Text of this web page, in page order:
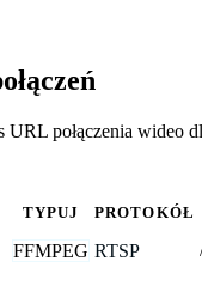
połączenia wideo
TYPUJ PROTOKÓŁ
FFMPEG RTSP